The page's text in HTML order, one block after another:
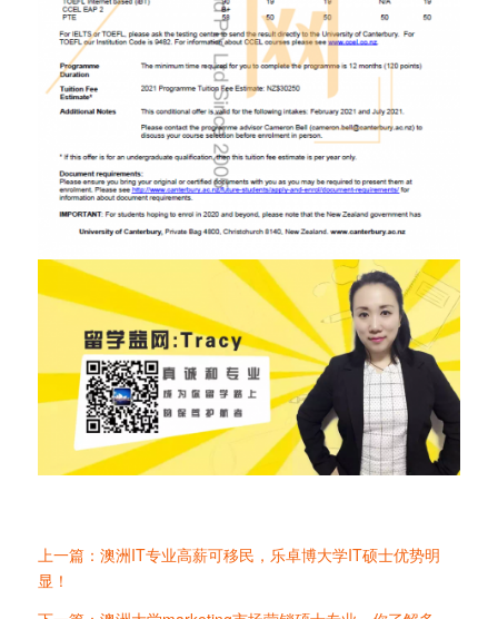
上一篇：澳洲IT专业高薪可移民，乐卓博大学IT硕士优势明
显！